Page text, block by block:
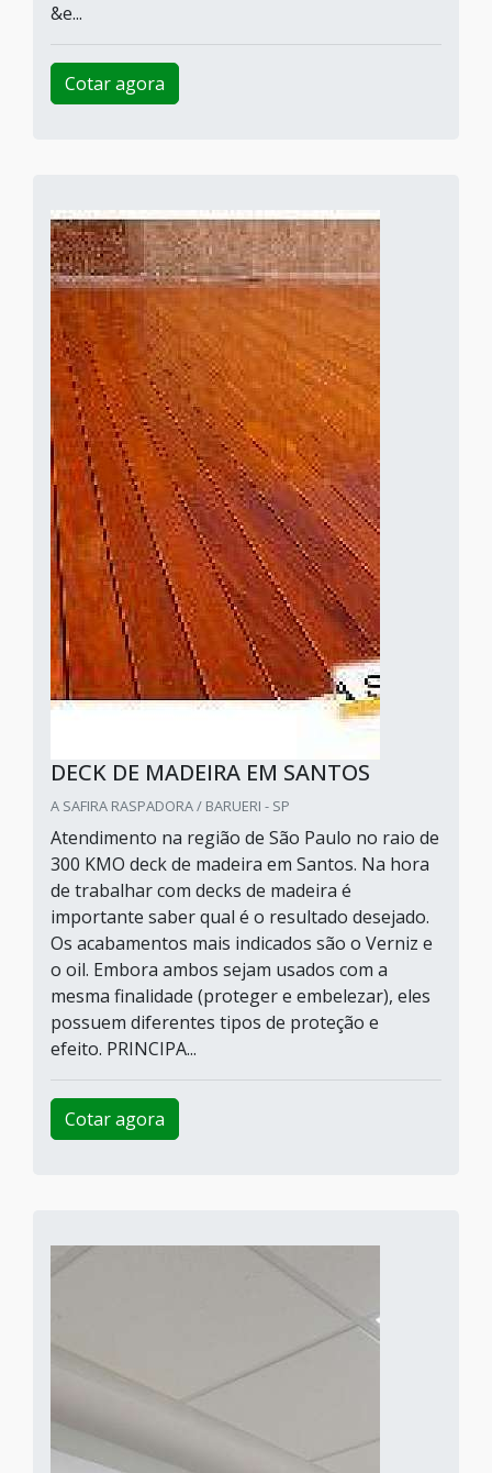
&e...
Cotar agora
DECK DE MADEIRA EM SANTOS
A SAFIRA RASPADORA / BARUERI - SP
Atendimento na região de São Paulo no raio de
300 KMO deck de madeira em Santos. Na hora
de trabalhar com decks de madeira é
importante saber qual é o resultado desejado.
Os acabamentos mais indicados são o Verniz e
o oil. Embora ambos sejam usados com a
mesma finalidade (proteger e embelezar), eles
possuem diferentes tipos de proteção e
efeito. PRINCIPA...
Cotar agora